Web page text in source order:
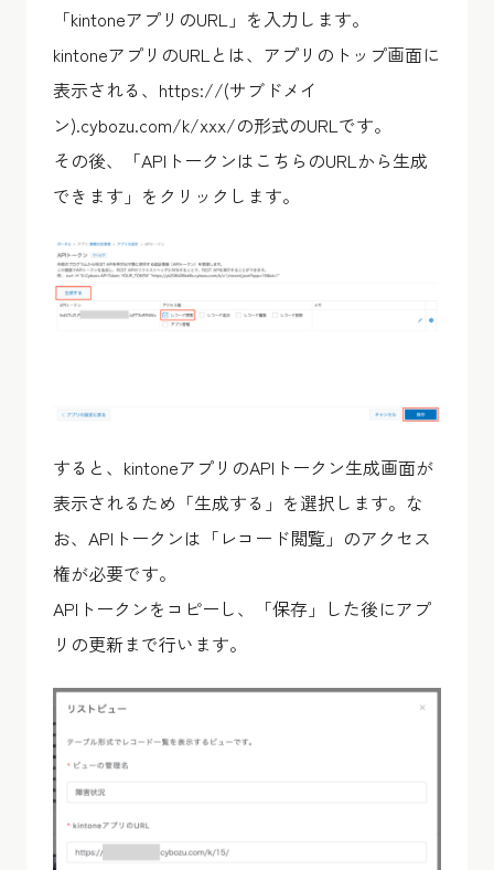
「kintoneアプリのURL」を入力します。
kintoneアプリのURLとは、アプリのトップ画面に
表示される、https://(サブドメイ
ン).cybozu.com/k/xxx/の形式のURLです。
その後、「APIトークンはこちらのURLから生成
できます」をクリックします。
すると、kintoneアプリのAPIトークン生成画面が
表示されるため「生成する」を選択します。な
お、APIトークンは「レコード閲覧」のアクセス
権が必要です。
APIトークンをコピーし、「保存」した後にアプ
リの更新まで行います。